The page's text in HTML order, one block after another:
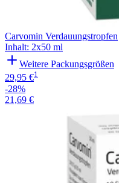
Carvomin Verdauungstropfen
Inhalt: 2x50 ml
Weitere Packungsgrößen
29,95 €1
-28%
21,69 €